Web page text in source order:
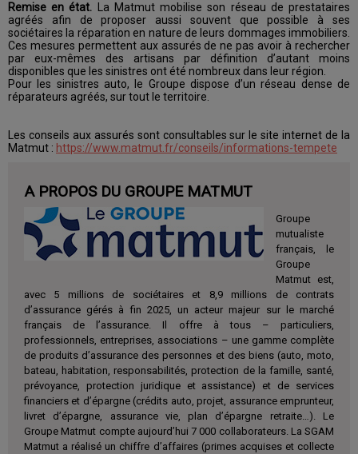
Remise en état. La Matmut mobilise son réseau de prestataires
agréés afin de proposer aussi souvent que possible à ses
sociétaires la réparation en nature de leurs dommages immobiliers.
Ces mesures permettent aux assurés de ne pas avoir à rechercher
par eux-mêmes des artisans par définition d’autant moins
disponibles que les sinistres ont été nombreux dans leur région.
Pour les sinistres auto, le Groupe dispose d’un réseau dense de
réparateurs agréés, sur tout le territoire.
Les conseils aux assurés sont consultables sur le site internet de la
Matmut : https://www.matmut.fr/conseils/informations-tempete
A PROPOS DU GROUPE MATMUT
Groupe
mutualiste
français, le
Groupe
Matmut est,
avec 5 millions de sociétaires et 8,9 millions de contrats
d’assurance gérés à fin 2025, un acteur majeur sur le marché
français de l’assurance. Il offre à tous – particuliers,
professionnels, entreprises, associations – une gamme complète
de produits d’assurance des personnes et des biens (auto, moto,
bateau, habitation, responsabilités, protection de la famille, santé,
prévoyance, protection juridique et assistance) et de services
financiers et d’épargne (crédits auto, projet, assurance emprunteur,
livret d’épargne, assurance vie, plan d’épargne retraite…). Le
Groupe Matmut compte aujourd’hui 7 000 collaborateurs. La SGAM
Matmut a réalisé un chiffre d’affaires (primes acquises et collecte